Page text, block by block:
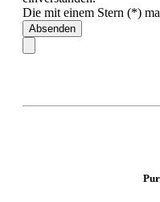
Die mit einem Stern (*)
Absenden